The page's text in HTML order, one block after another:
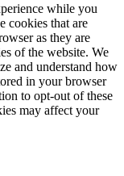
while you
cookies that are
as they are
of the website. We
and understand how
in your browser
to opt-out of these
may affect your